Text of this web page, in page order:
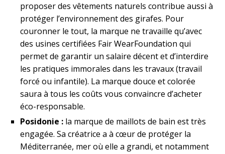
proposer des vêtements naturels contribue aussi à
protéger l’environnement des girafes. Pour
couronner le tout, la marque ne travaille qu’avec
des usines certifiées Fair WearFoundation qui
permet de garantir un salaire décent et d’interdire
les pratiques immorales dans les travaux (travail
forcé ou infantile). La marque douce et colorée
saura à tous les coûts vous convaincre d’acheter
éco-responsable.
Posidonie : la marque de maillots de bain est très
engagée. Sa créatrice a à cœur de protéger la
Méditerranée, mer où elle a grandi, et notamment